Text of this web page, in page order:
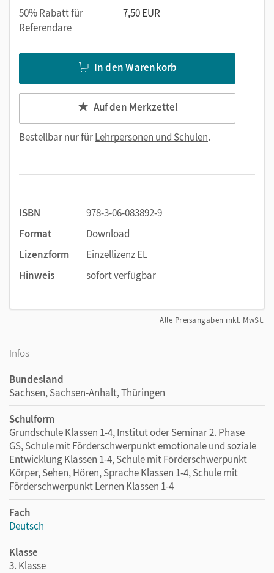
50% Rabatt für
Referendare
7,50 EUR
In den Warenkorb
Auf den Merkzettel
Bestellbar nur fürLehrpersonen und Schulen.
ISBN
978-3-06-083892-9
Format
Download
Lizenzform
Einzellizenz EL
Hinweis
sofort verfügbar
Alle Preisangaben inkl. MwSt.
Infos
Bundesland
Sachsen, Sachsen-Anhalt, Thüringen
Schulform
Grundschule Klassen 1-4, Institut oder Seminar 2. Phase
GS, Schule mit Förderschwerpunkt emotionale und soziale
Entwicklung Klassen 1-4, Schule mit Förderschwerpunkt
Körper, Sehen, Hören, Sprache Klassen 1-4, Schule mit
Förderschwerpunkt Lernen Klassen 1-4
Fach
Deutsch
Klasse
3. Klasse